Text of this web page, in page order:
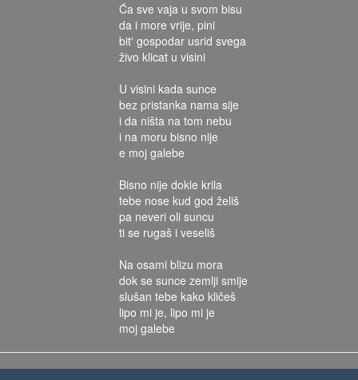
Ća sve vaja u svom bisu
da i more vrije, pini
bit' gospodar usrid svega
živo klicat u visini
U visini kada sunce
bez pristanka nama sije
i da ništa na tom nebu
i na moru bisno nije
e moj galebe
Bisno nije dokle krila
tebe nose kud god želiš
pa neveri oli suncu
ti se rugaš i veseliš
Na osami blizu mora
dok se sunce zemlji smije
slušan tebe kako kličeš
lipo mi je, lipo mi je
moj galebe